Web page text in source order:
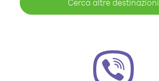
Cerca altre destinazioni